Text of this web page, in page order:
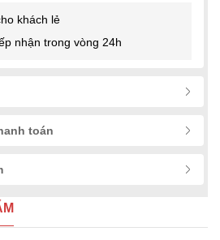
khách lẻ
nhận trong vòng 24h
toán